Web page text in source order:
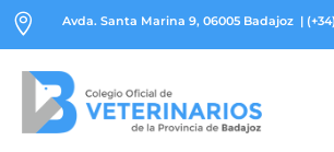
 Avda. Santa Marina 9, 06005 Badajoz |